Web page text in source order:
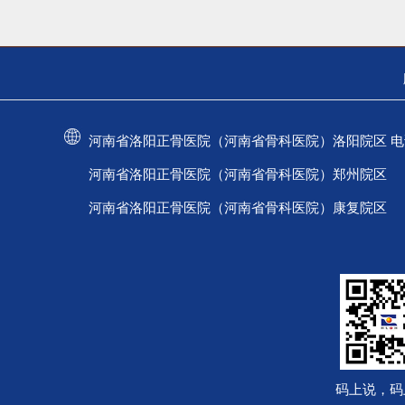
河南省洛阳正骨医院（河南省骨科医院）洛阳院区
河南省洛阳正骨医院（河南省骨科医院）郑州院区
河南省洛阳正骨医院（河南省骨科医院）康复院区
码上说，